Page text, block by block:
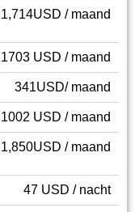
1,714USD / maand
1703 USD / maand
341USD/ maand
1002 USD / maand
1,850USD / maand
47 USD / nacht